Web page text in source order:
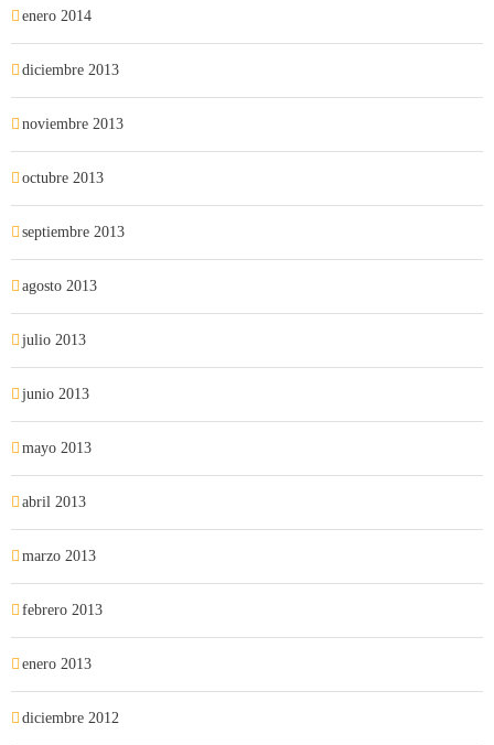
enero 2014
diciembre 2013
noviembre 2013
octubre 2013
septiembre 2013
agosto 2013
julio 2013
junio 2013
mayo 2013
abril 2013
marzo 2013
febrero 2013
enero 2013
diciembre 2012